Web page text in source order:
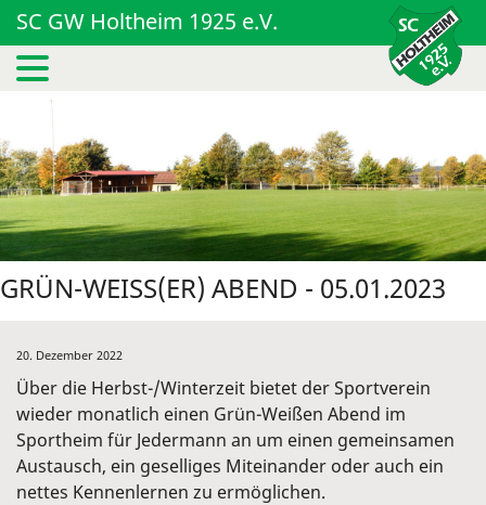
SC GW Holtheim 1925 e.V.
GRÜN-WEISS(ER) ABEND - 05.01.2023
20. Dezember 2022
Über die Herbst-/Winterzeit bietet der Sportverein
wieder monatlich einen Grün-Weißen Abend im
Sportheim für Jedermann an um einen gemeinsamen
Austausch, ein geselliges Miteinander oder auch ein
nettes Kennenlernen zu ermöglichen.